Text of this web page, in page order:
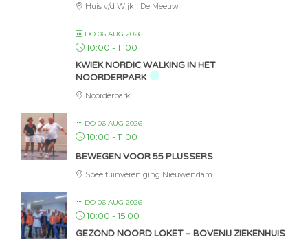
Huis v/d Wijk | De Meeuw
DO 06 AUG 2026
10:00 -11:00
KWIEK NORDIC WALKING IN HET
NOORDERPARK
Noorderpark
DO 06 AUG 2026
10:00 -11:00
BEWEGEN VOOR 55 PLUSSERS
Speeltuinvereniging Nieuwendam
DO 06 AUG 2026
10:00 -15:00
GEZOND NOORD LOKET – BOVENIJ ZIEKENHUIS